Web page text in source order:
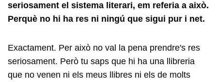
seriosament el sistema literari, em referia a això.
Perquè no hi ha res ni ningú que sigui pur i net.
Exactament. Per això no val la pena prendre's res
seriosament. Però tu saps que hi ha una llibreria
que no venen ni els meus llibres ni els de molts